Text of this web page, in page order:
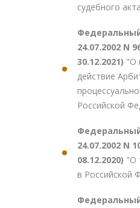
судебного
24.07.2002 N
30.12.2021) "О
действие
Российской
24.07.2002 N
08.12.2020) "О
в Российской